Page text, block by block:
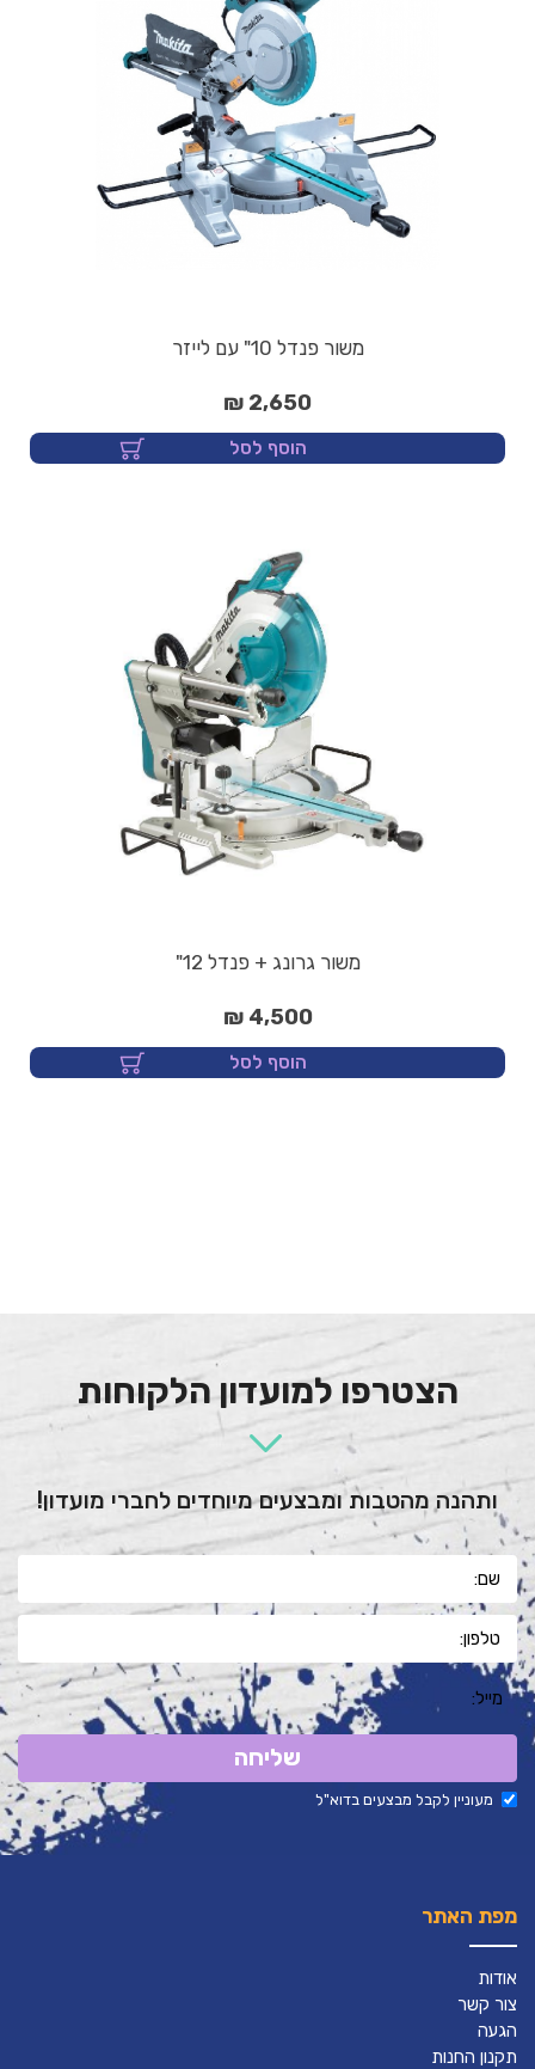
משור פנדל 10" עם לייזר
2,650 ₪
הוסף לסל
משור גרונג + פנדל 12"
4,500 ₪
הוסף לסל
הצטרפו למועדון הלקוחות
ותהנה מהטבות ומבצעים מיוחדים לחברי מועדון!
שליחה
מעוניין לקבל מבצעים בדוא"ל
מפת האתר
אודות
צור קשר
הגעה
תקנון החנות